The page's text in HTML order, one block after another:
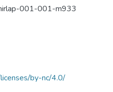
001-001-m933
by-nc/4.0/